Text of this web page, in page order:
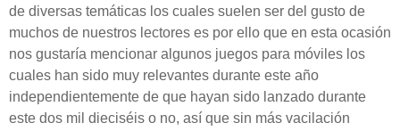
de diversas temáticas los cuales suelen ser del gusto de
muchos de nuestros lectores es por ello que en esta ocasión
nos gustaría mencionar algunos juegos para móviles los
cuales han sido muy relevantes durante este año
independientemente de que hayan sido lanzado durante
este dos mil dieciséis o no, así que sin más vacilación